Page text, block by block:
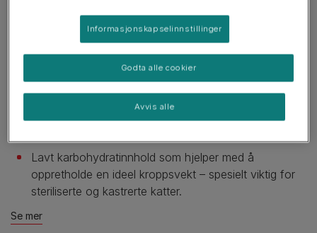
Komplett fullfôr for senior katter 7+ år
Reduserer allergener på kattehår med gjennomsnittlig
Lavt karbohydratinnhold som hjelper med å
oppretholde en ideel kroppsvekt – spesielt viktig for
steriliserte og kastrerte katter.
Se mer
Informasjonskapselinnstillinger
Avvis alle
Godta alle cookier